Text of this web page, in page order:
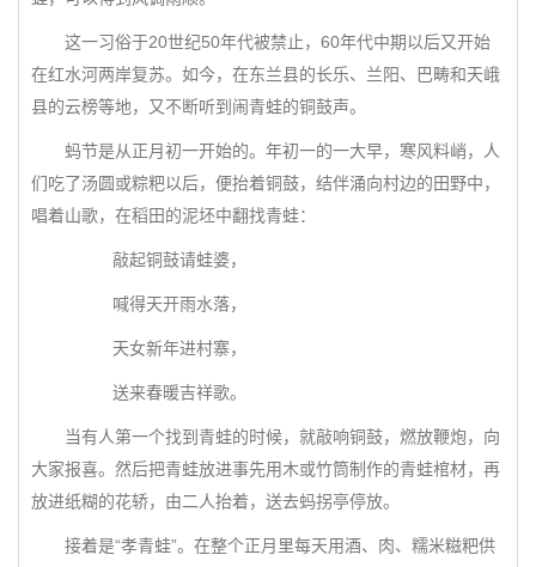
这一习俗于20世纪50年代被禁止，60年代中期以后又开始
在红水河两岸复苏。如今，在东兰县的长乐、兰阳、巴畴和天峨
县的云榜等地，又不断听到闹青蛙的铜鼓声。
蚂节是从正月初一开始的。年初一的一大早，寒风料峭，人
们吃了汤圆或粽粑以后，便抬着铜鼓，结伴涌向村边的田野中，
唱着山歌，在稻田的泥坯中翻找青蛙：
敲起铜鼓请蛙婆，
喊得天开雨水落，
天女新年进村寨，
送来春暖吉祥歌。
当有人第一个找到青蛙的时候，就敲响铜鼓，燃放鞭炮，向
大家报喜。然后把青蛙放进事先用木或竹筒制作的青蛙棺材，再
放进纸糊的花轿，由二人抬着，送去蚂拐亭停放。
接着是“孝青蛙”。在整个正月里每天用酒、肉、糯米糍粑供